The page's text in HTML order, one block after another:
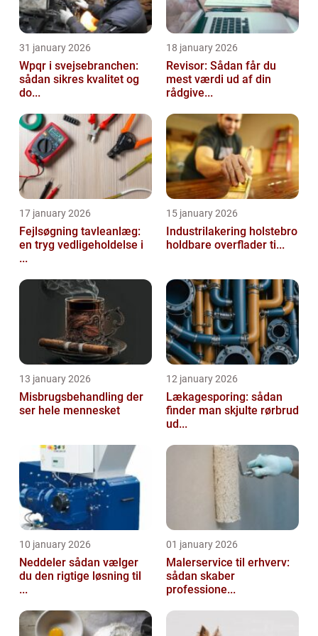
31 january 2026
Wpqr i svejsebranchen:
sådan sikres kvalitet og
do...
18 january 2026
Revisor: Sådan får du
mest værdi ud af din
rådgive...
17 january 2026
Fejlsøgning tavleanlæg:
en tryg vedligeholdelse i
...
15 january 2026
Industrilakering holstebro
holdbare overflader ti...
13 january 2026
Misbrugsbehandling der
ser hele mennesket
12 january 2026
Lækagesporing: sådan
finder man skjulte rørbrud
ud...
10 january 2026
Neddeler sådan vælger
du den rigtige løsning til
...
01 january 2026
Malerservice til erhverv:
sådan skaber
professione...